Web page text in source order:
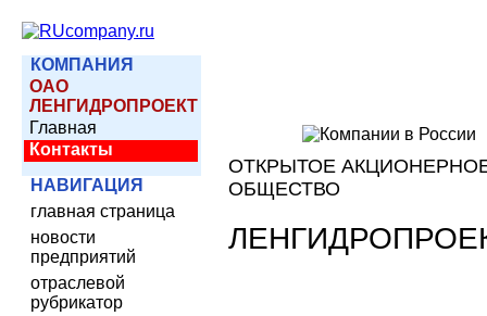
КОМПАНИЯ
ОАО
ЛЕНГИДРОПРОЕКТ
Главная
Контакты
НАВИГАЦИЯ
главная страница
новости
предприятий
отраслевой
рубрикатор
ОТКРЫТОЕ
ОБЩЕСТВО